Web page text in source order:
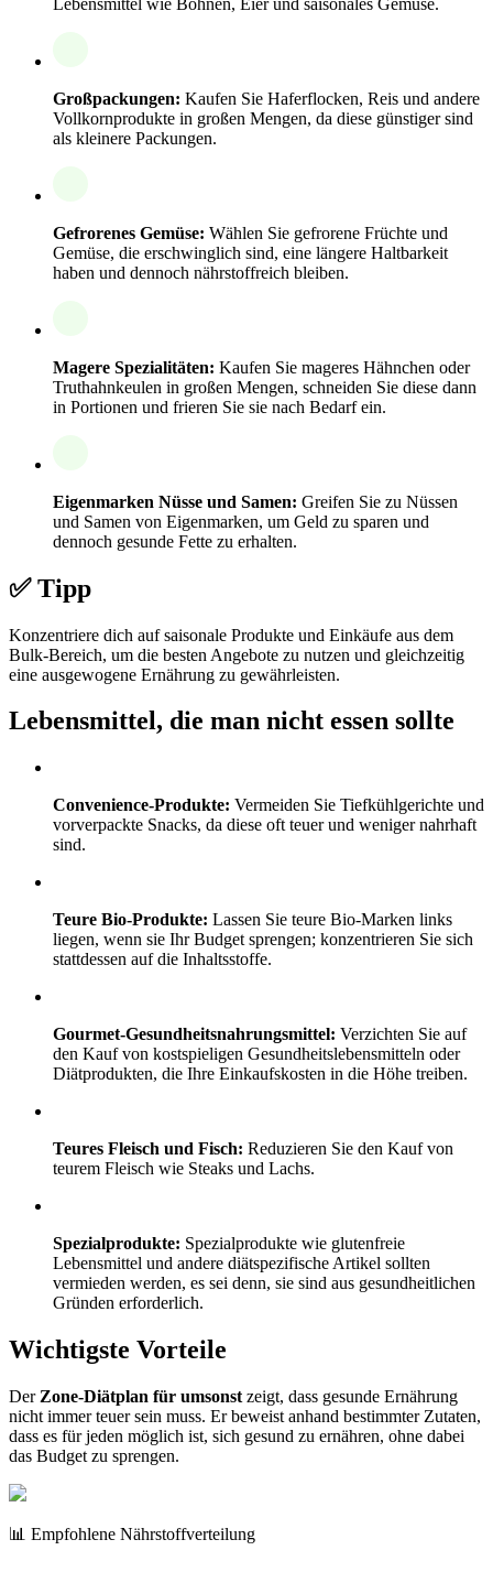
Großpackungen: Kaufen Sie Haferflocken, Reis und andere
Vollkornprodukte in großen Mengen, da diese günstiger sind
als kleinere Packungen.
Gefrorenes Gemüse: Wählen Sie gefrorene Früchte und
Gemüse, die erschwinglich sind, eine längere Haltbarkeit
haben und dennoch nährstoffreich bleiben.
Magere Spezialitäten: Kaufen Sie mageres Hähnchen oder
Truthahnkeulen in großen Mengen, schneiden Sie diese dann
in Portionen und frieren Sie sie nach Bedarf ein.
Eigenmarken Nüsse und Samen: Greifen Sie zu Nüssen
und Samen von Eigenmarken, um Geld zu sparen und
dennoch gesunde Fette zu erhalten.
✅ Tipp
Konzentriere dich auf saisonale Produkte und Einkäufe aus dem
Bulk-Bereich, um die besten Angebote zu nutzen und gleichzeitig
eine ausgewogene Ernährung zu gewährleisten.
Lebensmittel, die man nicht essen sollte
Convenience-Produkte: Vermeiden Sie Tiefkühlgerichte und
vorverpackte Snacks, da diese oft teuer und weniger nahrhaft
sind.
Teure Bio-Produkte: Lassen Sie teure Bio-Marken links
liegen, wenn sie Ihr Budget sprengen; konzentrieren Sie sich
stattdessen auf die Inhaltsstoffe.
Gourmet-Gesundheitsnahrungsmittel: Verzichten Sie auf
den Kauf von kostspieligen Gesundheitslebensmitteln oder
Diätprodukten, die Ihre Einkaufskosten in die Höhe treiben.
Teures Fleisch und Fisch: Reduzieren Sie den Kauf von
teurem Fleisch wie Steaks und Lachs.
Spezialprodukte: Spezialprodukte wie glutenfreie
Lebensmittel und andere diätspezifische Artikel sollten
vermieden werden, es sei denn, sie sind aus gesundheitlichen
Gründen erforderlich.
Wichtigste Vorteile
Der Zone-Diätplan für umsonst zeigt, dass gesunde Ernährung
nicht immer teuer sein muss. Er beweist anhand bestimmter Zutaten,
dass es für jeden möglich ist, sich gesund zu ernähren, ohne dabei
das Budget zu sprengen.
📊 Empfohlene Nährstoffverteilung